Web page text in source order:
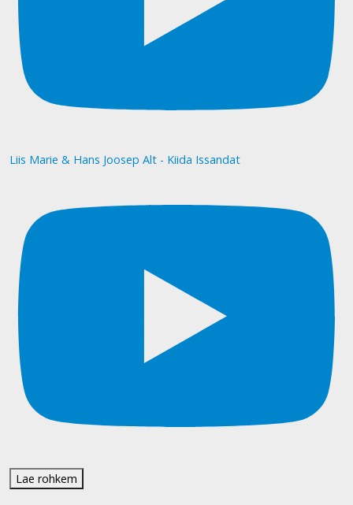
Liis Marie & Hans Joosep Alt - Kiida Issandat
Lae rohkem